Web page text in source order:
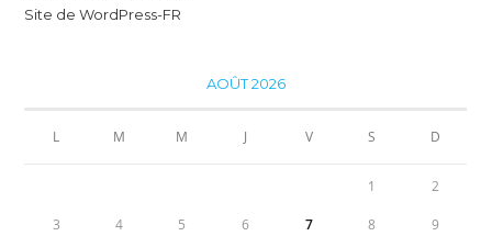
Site de WordPress-FR
AOÛT 2026
L M M J V S D
1 2
3 4 5 6 7 8 9